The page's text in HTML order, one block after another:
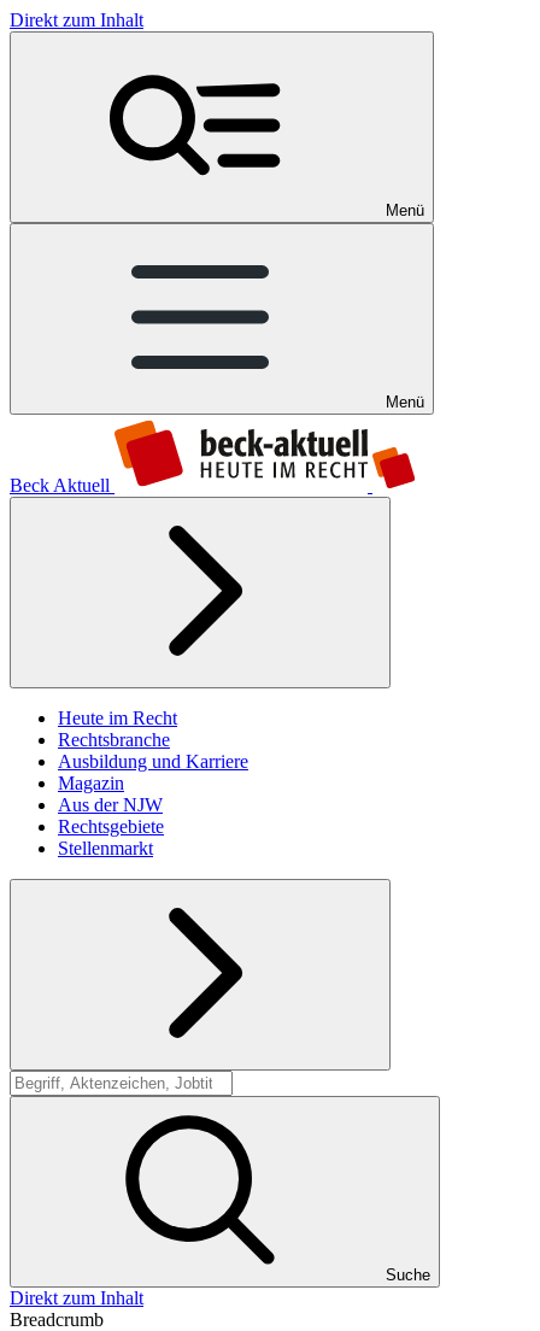
Direkt zum Inhalt
Menü
Menü
Beck Aktuell
Heute im Recht
Rechtsbranche
Ausbildung und Karriere
Magazin
Aus der NJW
Rechtsgebiete
Stellenmarkt
Suche
Suche
Direkt zum Inhalt
Breadcrumb